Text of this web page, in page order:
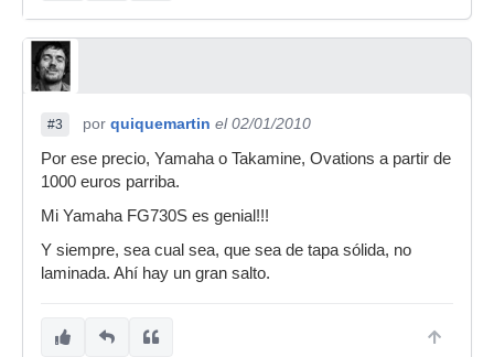
#3 por quiquemartin el 02/01/2010
Por ese precio, Yamaha o Takamine, Ovations a partir de
1000 euros parriba.
Mi Yamaha FG730S es genial!!!
Y siempre, sea cual sea, que sea de tapa sólida, no
laminada. Ahí hay un gran salto.